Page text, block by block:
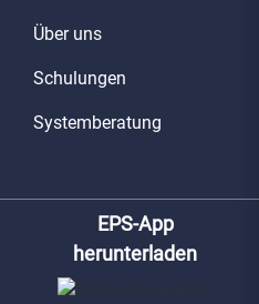
Über uns
Schulungen
Systemberatung
EPS-App
herunterladen